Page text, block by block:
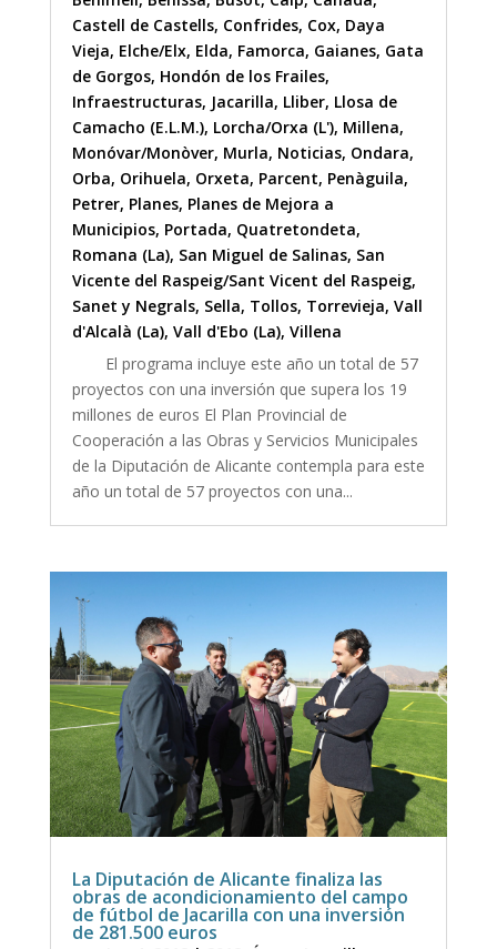
Castell de Castells, Confrides, Cox, Daya
Vieja, Elche/Elx, Elda, Famorca, Gaianes, Gata
de Gorgos, Hondón de los Frailes,
Infraestructuras, Jacarilla, Lliber, Llosa de
Camacho (E.L.M.), Lorcha/Orxa (L'), Millena,
Monóvar/Monòver, Murla, Noticias, Ondara,
Orba, Orihuela, Orxeta, Parcent, Penàguila,
Petrer, Planes, Planes de Mejora a
Municipios, Portada, Quatretondeta,
Romana (La), San Miguel de Salinas, San
Vicente del Raspeig/Sant Vicent del Raspeig,
Sanet y Negrals, Sella, Tollos, Torrevieja, Vall
d'Alcalà (La), Vall d'Ebo (La), Villena
El programa incluye este año un total de 57
proyectos con una inversión que supera los 19
millones de euros El Plan Provincial de
Cooperación a las Obras y Servicios Municipales
de la Diputación de Alicante contempla para este
año un total de 57 proyectos con una...
La Diputación de Alicante finaliza las
obras de acondicionamiento del campo
de fútbol de Jacarilla con una inversión
de 281.500 euros